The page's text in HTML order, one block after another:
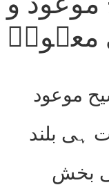
معہودؑ
موعود
ہی بلند
بخش